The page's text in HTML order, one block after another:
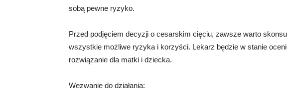
sobą pewne ryzyko.
Przed podjęciem decyzji o cesarskim cięciu, zawsze warto
wszystkie możliwe ryzyka i korzyści. Lekarz będzie w stanie
rozwiązanie dla matki i dziecka.
Wezwanie do działania: